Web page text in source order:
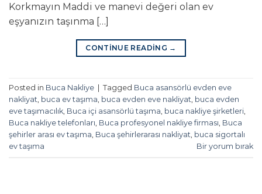
Korkmayın Maddi ve manevi değeri olan ev
eşyanızın taşınma […]
CONTINUE READING →
Posted in Buca Nakliye Tagged Buca asansörlü evden eve
nakliyat, buca ev taşıma, buca evden eve nakliyat, buca evden
eve taşımacılık, Buca içi asansörlü taşıma, buca nakliye şirketleri,
Buca nakliye telefonları, Buca profesyonel nakliye firması, Buca
şehirler arası ev taşıma, Buca şehirlerarası nakliyat, buca sigortalı
ev taşıma
Bir yorum bırak